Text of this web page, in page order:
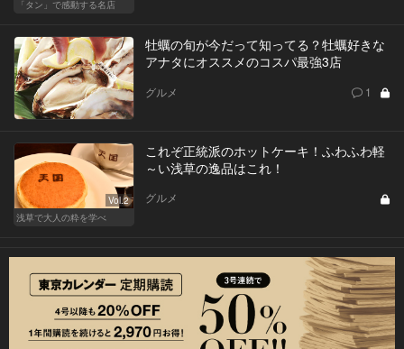
「タン」で感動する名店
牡蠣の旬が今だって知ってる？牡蠣好きな
アナタにオススメのコスパ最強3店
グルメ 1
Vol.2
浅草で大人の粋を学べ
これぞ正統派のホットケーキ！ふわふわ軽
～い浅草の逸品はこれ！
グルメ